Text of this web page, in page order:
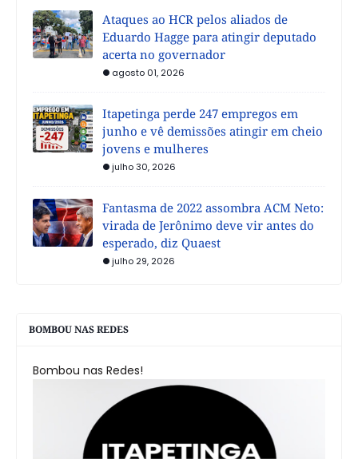
Ataques ao HCR pelos aliados de
Eduardo Hagge para atingir deputado
acerta no governador
agosto 01, 2026
Itapetinga perde 247 empregos em
junho e vê demissões atingir em cheio
jovens e mulheres
julho 30, 2026
Fantasma de 2022 assombra ACM Neto:
virada de Jerônimo deve vir antes do
esperado, diz Quaest
julho 29, 2026
BOMBOU NAS REDES
Bombou nas Redes!